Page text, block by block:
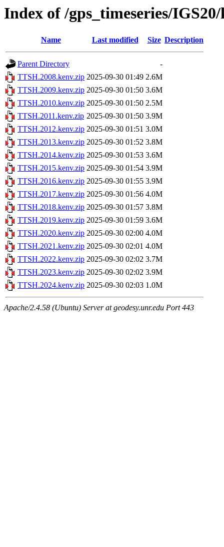
Index of /gps_timeseries/
Name Last modified Size Description
Parent Directory
-
TTSH.2008.kenv.zip 2025-09-30 01:49 2.6M
TTSH.2009.kenv.zip 2025-09-30 01:50 3.6M
TTSH.2010.kenv.zip 2025-09-30 01:50 2.5M
TTSH.2011.kenv.zip 2025-09-30 01:50 3.9M
TTSH.2012.kenv.zip 2025-09-30 01:51 3.0M
TTSH.2013.kenv.zip 2025-09-30 01:52 3.8M
TTSH.2014.kenv.zip 2025-09-30 01:53 3.6M
TTSH.2015.kenv.zip 2025-09-30 01:54 3.9M
TTSH.2016.kenv.zip 2025-09-30 01:55 3.9M
TTSH.2017.kenv.zip 2025-09-30 01:56 4.0M
TTSH.2018.kenv.zip 2025-09-30 01:57 3.8M
TTSH.2019.kenv.zip 2025-09-30 01:59 3.6M
TTSH.2020.kenv.zip 2025-09-30 02:00 4.0M
TTSH.2021.kenv.zip 2025-09-30 02:01 4.0M
TTSH.2022.kenv.zip 2025-09-30 02:02 3.7M
TTSH.2023.kenv.zip 2025-09-30 02:02 3.9M
TTSH.2024.kenv.zip 2025-09-30 02:03 1.0M
Apache/2.4.58 (Ubuntu) Server at geodesy.unr.edu Port 443